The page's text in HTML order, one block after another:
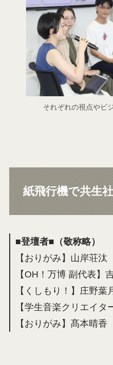
それぞれの視点やビ
紙飛行機で共生
■登壇者■（敬称略）
【おりがみ】山岸荘汰
【OH！万博 副代表】
【くしもり！】庄野葉
【学生音楽クリエイタ
【おりがみ】髙本晴香